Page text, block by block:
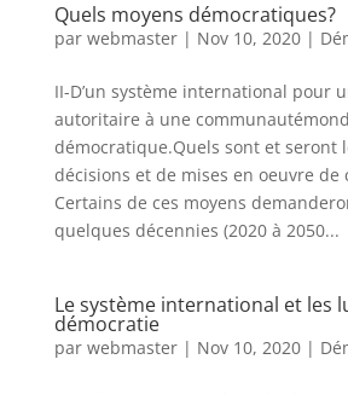
Quels moyens démocratiques?
par webmaster| Nov 10, 2020|
II-D’un système international pour
autoritaire à une
démocratique.Quels sont et seront
décisions et de mises en oeuvre de
Certains de ces moyens
quelques décennies (2020 à 2050...
Le système international et les
démocratie
par webmaster| Nov 10, 2020|